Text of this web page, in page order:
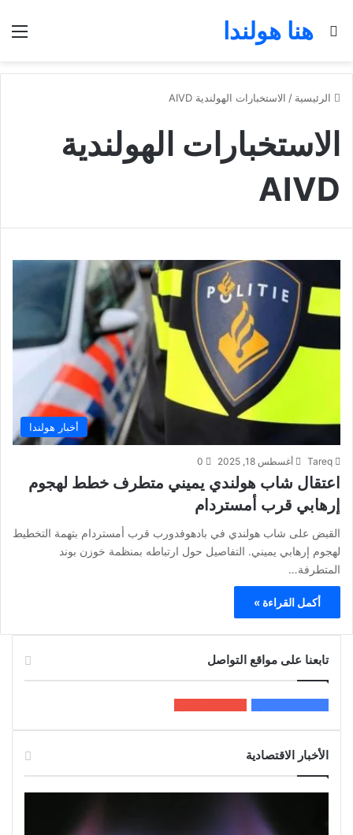
هنا هولندا
بحث عن
الرئيسية / الاستخبارات الهولندية AIVD
الاستخبارات الهولندية
AIVD
أخبار هولندا
Tareq أغسطس 18, 2025 0
اعتقال شاب هولندي يميني متطرف خطط لهجوم
إرهابي قرب أمستردام
القبض على شاب هولندي في بادهوفدورب قرب أمستردام بتهمة التخطيط
لهجوم إرهابي يميني. التفاصيل حول ارتباطه بمنظمة خوزن بوند
المتطرفة…
أكمل القراءة »
تابعنا على مواقع التواصل
الأخبار الاقتصادية